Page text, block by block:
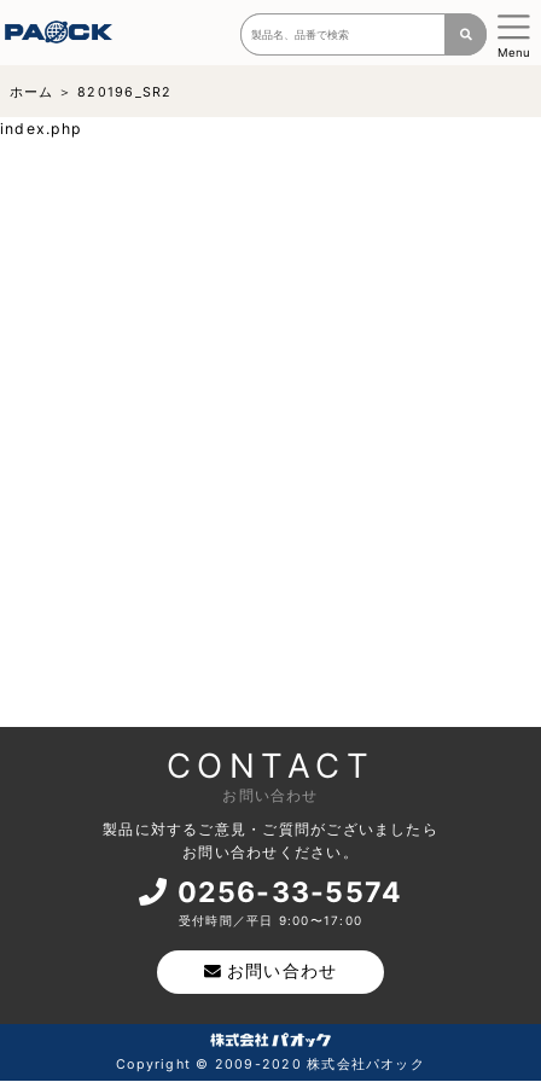
Menu
ホーム 820196_SR2
index.php
CONTACT
お問い合わせ
製品に対するご意見・ご質問がございましたら
お問い合わせください。
0256-33-5574
受付時間／平日 9:00〜17:00
お問い合わせ
Copyright © 2009-2020 株式会社パオック